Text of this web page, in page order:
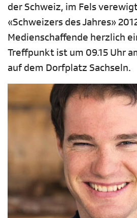
der Schweiz, im Fels
«Schweizers des Jahres»
Medienschaffende herzlich
Treffpunkt ist um 09.15 Uhr
auf dem Dorfplatz Sachseln.